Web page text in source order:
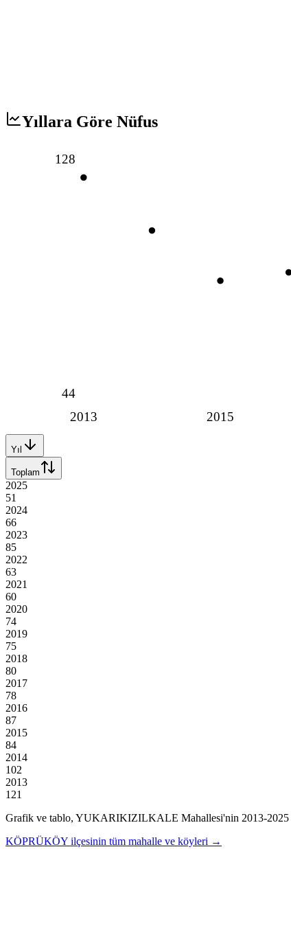
Yıllara Göre Nüfus
2013 2015
128
44
Yıl
Toplam
2025
51
2024
66
2023
85
2022
63
2021
60
2020
74
2019
75
2018
80
2017
78
2016
87
2015
84
2014
102
2013
121
Grafik ve tablo, YUKARIKIZILKALE Mahallesi'nin 2013-2025
KÖPRÜKÖY ilçesinin tüm mahalle ve köyleri →